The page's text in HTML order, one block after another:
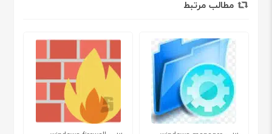
مطالب مرتبط